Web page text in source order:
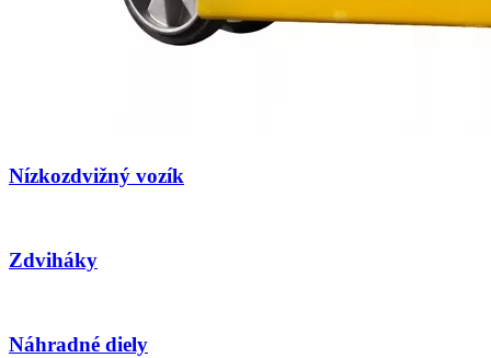
Nízkozdvižný vozík
Zdviháky
Náhradné diely